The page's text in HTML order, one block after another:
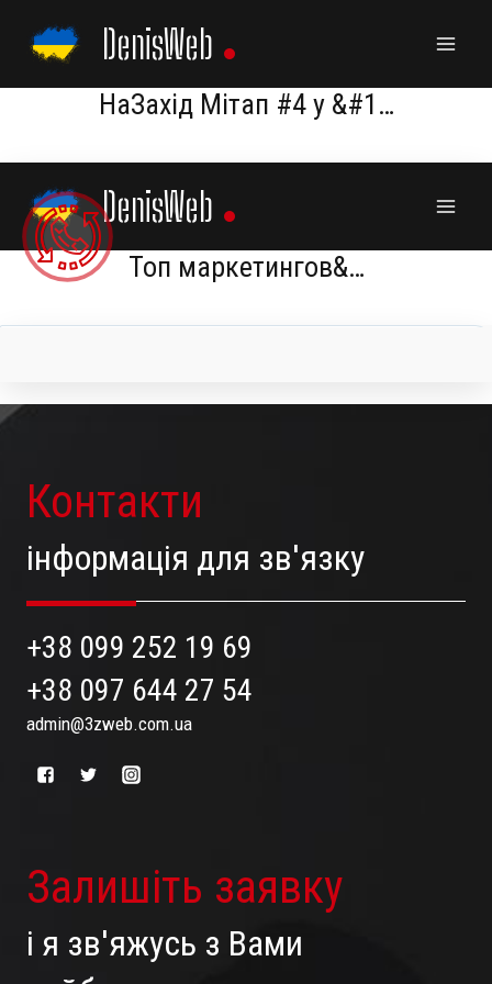
content
DenisWeb
НаЗахід Мітап #4 у &#1…
Контакти
інформація для зв'язку
+38 099 252 19 69
+38 097 644 27 54
admin@3zweb.com.ua
Залишіть заявку
і я зв'яжусь з Вами